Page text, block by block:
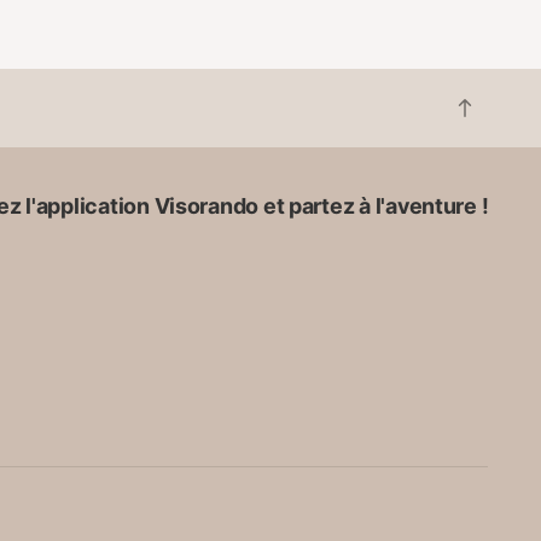
R
e
u
l'application Visorando et partez à l'aventure !